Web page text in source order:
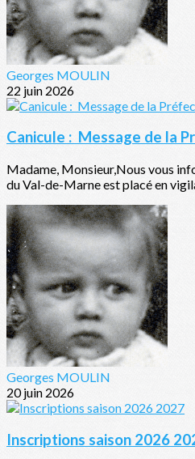
Georges MOULIN
22 juin 2026
Canicule : Message de la
Madame, Monsieur,Nous vous
du Val-de-Marne est placé en
Georges MOULIN
20 juin 2026
Inscriptions saison 2026